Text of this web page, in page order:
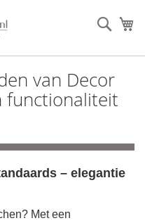
van Decor
functionaliteit
– elegantie
Met een